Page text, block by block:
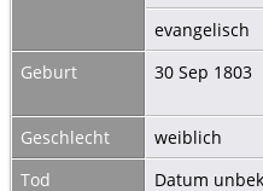
evangelisch
Geburt
30 Sep 1803
Geschlecht
weiblich
Tod
Datum